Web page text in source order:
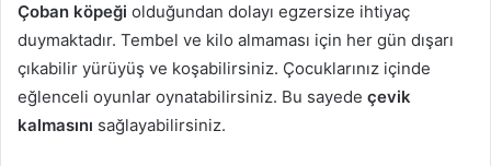
Çoban köpeği olduğundan dolayı egzersize ihtiyaç
duymaktadır. Tembel ve kilo almaması için her gün dışarı
çıkabilir yürüyüş ve koşabilirsiniz. Çocuklarınız içinde
eğlenceli oyunlar oynatabilirsiniz. Bu sayede çevik
kalmasını sağlayabilirsiniz.